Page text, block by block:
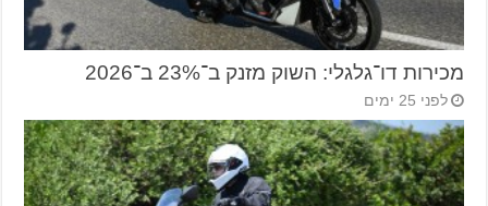
מכירות דו־גלגלי: השוק מזנק ב־23% ב־2026
לפני 25 ימים